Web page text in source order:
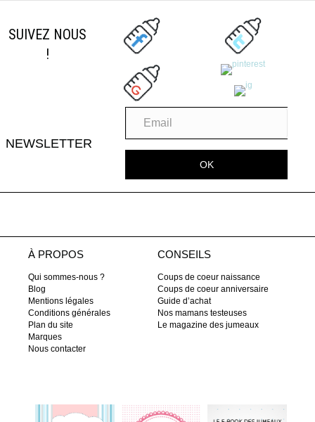
SUIVEZ NOUS
!
NEWSLETTER
OK
À PROPOS
Qui sommes-nous ?
Blog
Mentions légales
Conditions générales
Plan du site
Marques
Nous contacter
CONSEILS
Coups de coeur naissance
Coups de coeur anniversaire
Guide d’achat
Nos mamans testeuses
Le magazine des jumeaux